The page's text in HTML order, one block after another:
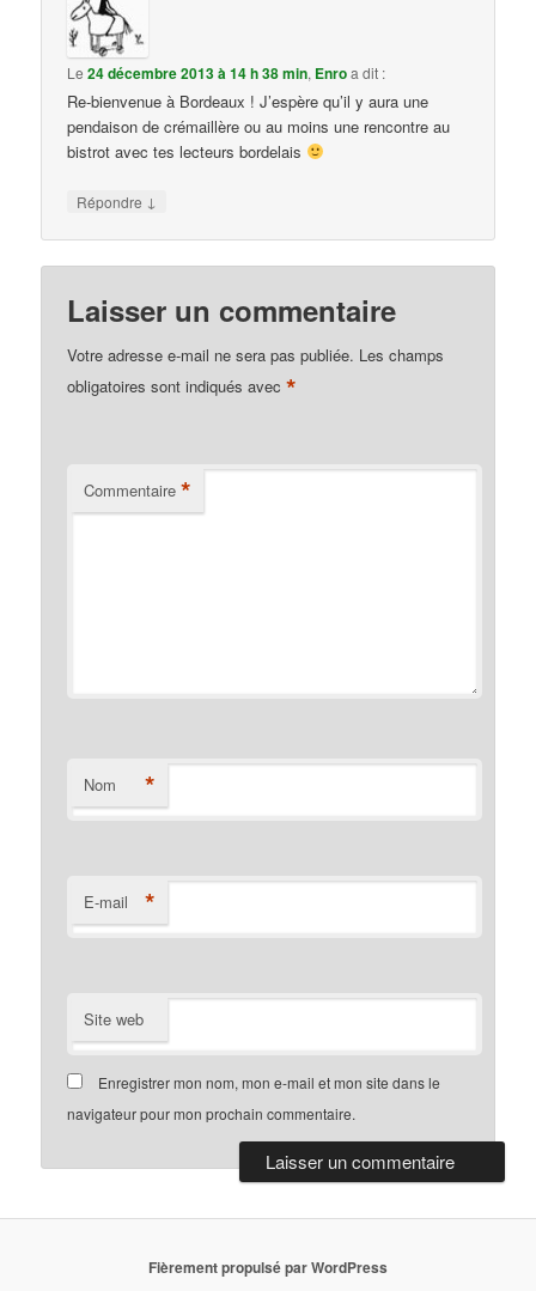
Le24 décembre 2013 à 14 h 38 min, Enroa dit :
Re-bienvenue à Bordeaux ! J’espère qu’il y aura une
pendaison de crémaillère ou au moins une rencontre au
bistrot avec tes lecteurs bordelais
Répondre ↓
Laisser un commentaire
Votre adresse e-mail ne sera pas publiée. Les champs
obligatoires sont indiqués avec*
Commentaire *
Nom *
E-mail *
Site web
Enregistrer mon nom, mon e-mail et mon site dans le
navigateur pour mon prochain commentaire.
Fièrement propulsé par WordPress